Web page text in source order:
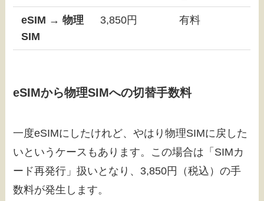
eSIM → 物理
SIM
3,850円 有料
eSIMから物理SIMへの切替手数料
一度eSIMにしたけれど、やはり物理SIMに戻した
いというケースもあります。この場合は「SIMカ
ード再発行」扱いとなり、3,850円（税込）の手
数料が発生します。